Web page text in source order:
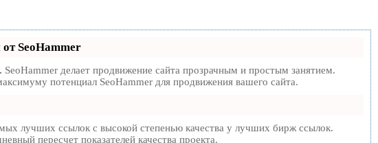
SeoHammer
SeoHammer делает продвижение сайта прозрачным и простым занятием.
потенциал SeoHammer для продвижения вашего сайта.
лучших ссылок с высокой степенью качества у лучших бирж ссылок.
пересчет показателей качества проекта.